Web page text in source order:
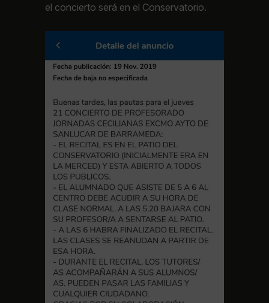
el concierto será en el Conservatorio.